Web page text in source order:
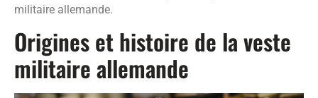
militaire allemande.
Origines et histoire de la veste
militaire allemande